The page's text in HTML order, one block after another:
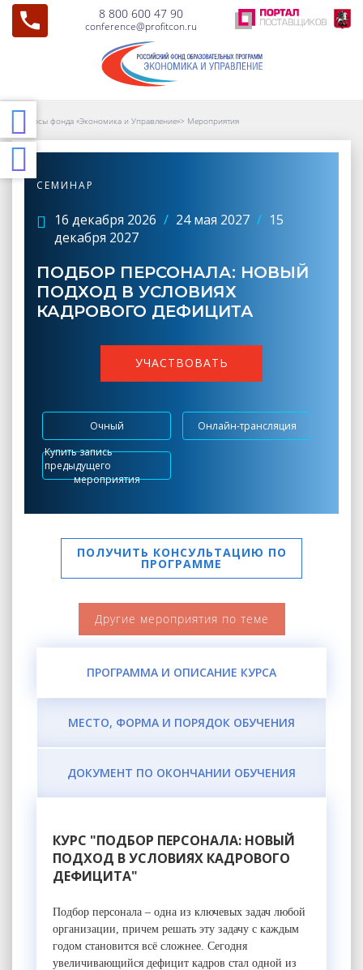
8 800 600 47 90
conference@profitcon.ru
Курсы фонда «Экономика и Управление»> Мероприятия
СЕМИНАР
16 декабря 2026 / 24 мая 2027 / 15
декабря 2027
ПОДБОР ПЕРСОНАЛА: НОВЫЙ
ПОДХОД В УСЛОВИЯХ
КАДРОВОГО ДЕФИЦИТА
УЧАСТВОВАТЬ
Очный
Онлайн-трансляция
Купить запись
предыдущего
мероприятия
ПОЛУЧИТЬ КОНСУЛЬТАЦИЮ ПО
ПРОГРАММЕ
Другие мероприятия по теме
ПРОГРАММА И ОПИСАНИЕ КУРСА
МЕСТО, ФОРМА И ПОРЯДОК ОБУЧЕНИЯ
ДОКУМЕНТ ПО ОКОНЧАНИИ ОБУЧЕНИЯ
КУРС "ПОДБОР ПЕРСОНАЛА: НОВЫЙ
ПОДХОД В УСЛОВИЯХ КАДРОВОГО
ДЕФИЦИТА"
Подбор персонала – одна из ключевых задач любой
организации, причем решать эту задачу с каждым
годом становится всё сложнее. Сегодня
увеличивающийся дефицит кадров стал одной из